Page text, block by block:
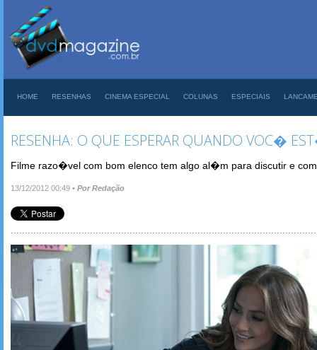
HOME RESENHAS CINEMA ESPECIAL COLUNAS ESPECIAIS
RESENHA: O QUE ESPERAR QUANDO VOC�
Filme razo�vel com bom elenco tem algo al�m para discutir e
13/12/2012 00:49 • Por Redação